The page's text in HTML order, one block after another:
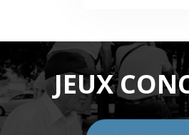
JEUX